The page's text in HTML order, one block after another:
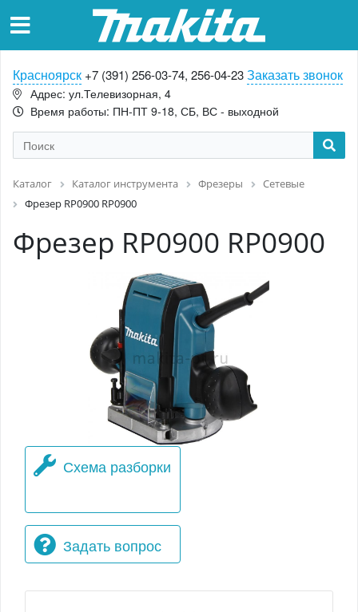
Красноярск +7 (391) 256-03-74, 256-04-23Заказать звонок
Адрес: ул.Телевизорная, 4
Время работы: ПН-ПТ 9-18, СБ, ВС - выходной
Каталог Каталог инструмента Фрезеры
Сетевые
Фрезер RP0900 RP0900
Фрезер RP0900 RP0900
Схема разборки
Задать вопрос